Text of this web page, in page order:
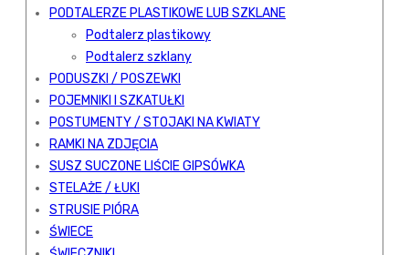
PODTALERZE PLASTIKOWE LUB SZKLANE
Podtalerz plastikowy
Podtalerz szklany
PODUSZKI / POSZEWKI
POJEMNIKI I SZKATUŁKI
POSTUMENTY / STOJAKI NA KWIATY
RAMKI NA ZDJĘCIA
SUSZ SUCZONE LIŚCIE GIPSÓWKA
STELAŻE / ŁUKI
STRUSIE PIÓRA
ŚWIECE